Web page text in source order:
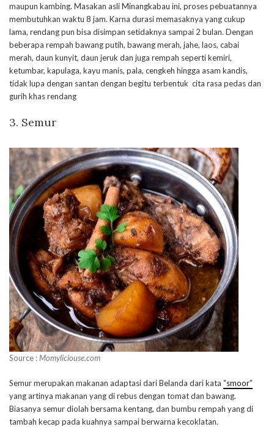
maupun kambing. Masakan asli Minangkabau ini, proses pebuatannya
membutuhkan waktu 8 jam. Karna durasi memasaknya yang cukup
lama, rendang pun bisa disimpan setidaknya sampai 2 bulan. Dengan
beberapa rempah bawang putih, bawang merah, jahe, laos, cabai
merah, daun kunyit, daun jeruk dan juga rempah seperti kemiri,
ketumbar, kapulaga, kayu manis, pala, cengkeh hingga asam kandis,
tidak lupa dengan santan dengan begitu terbentuk cita rasa pedas dan
gurih khas rendang
3. Semur
Source :Momyliciouse.com
Semur merupakan makanan adaptasi dari Belanda dari kata “smoor”
yang artinya makanan yang di rebus dengan tomat dan bawang.
Biasanya semur diolah bersama kentang, dan bumbu rempah yang di
tambah kecap pada kuahnya sampai berwarna kecoklatan.